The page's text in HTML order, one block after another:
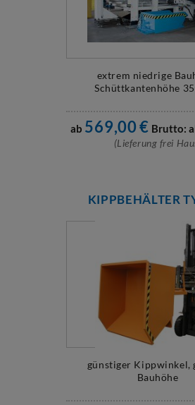
extrem niedrige
Schüttkantenhöhe
ab 569,00€ Brutto:
(Lieferung frei
KIPPBEHÄLTER
günstiger Kippwinkel,
Bauhöhe